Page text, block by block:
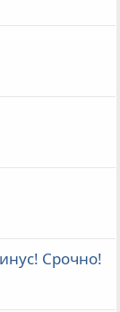
Срочно!